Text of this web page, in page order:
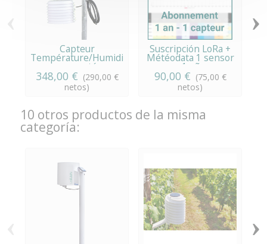
Capteur
Température/Humidité
connecté
348,00 € (290,00 €
netos)
Suscripción LoRa +
Météodata 1 sensor
x 1 año
90,00 € (75,00 €
netos)
›
10 otros productos de la misma
categoría:
›